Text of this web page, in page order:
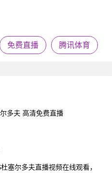
免费直播 腾讯体育
多夫 高清免费直播
塞尔多夫直播视频在线观看，